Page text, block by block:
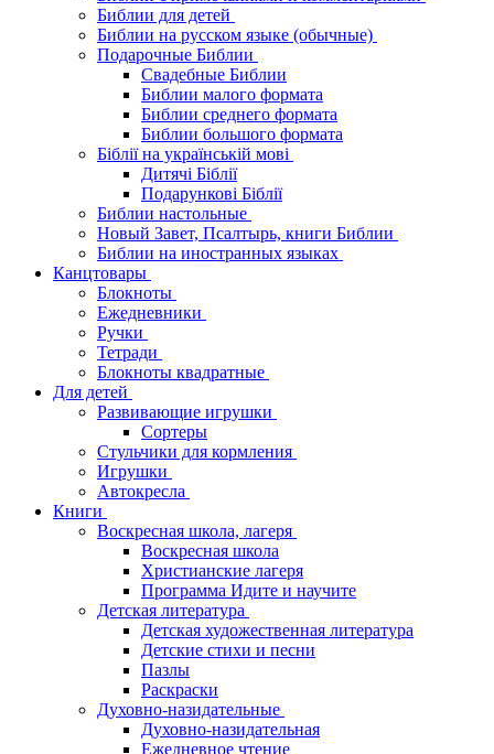
Библии для детей
Библии на русском языке (обычные)
Подарочные Библии
Свадебные Библии
Библии малого формата
Библии среднего формата
Библии большого формата
Біблії на українській мові
Дитячі Біблії
Подарункові Біблії
Библии настольные
Новый Завет, Псалтырь, книги Библии
Библии на иностранных языках
Канцтовары
Блокноты
Ежедневники
Ручки
Тетради
Блокноты квадратные
Для детей
Развивающие игрушки
Сортеры
Стульчики для кормления
Игрушки
Автокресла
Книги
Воскресная школа, лагеря
Воскресная школа
Христианские лагеря
Программа Идите и научите
Детская литература
Детская художественная литература
Детские стихи и песни
Пазлы
Раскраски
Духовно-назидательные
Духовно-назидательная
Ежедневное чтение